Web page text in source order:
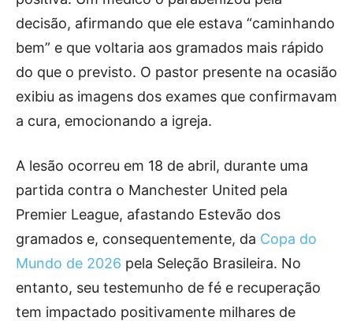
decisão, afirmando que ele estava “caminhando
bem” e que voltaria aos gramados mais rápido
do que o previsto. O pastor presente na ocasião
exibiu as imagens dos exames que confirmavam
a cura, emocionando a igreja.
A lesão ocorreu em 18 de abril, durante uma
partida contra o Manchester United pela
Premier League, afastando Estevão dos
gramados e, consequentemente, da Copa do
Mundo de 2026 pela Seleção Brasileira. No
entanto, seu testemunho de fé e recuperação
tem impactado positivamente milhares de